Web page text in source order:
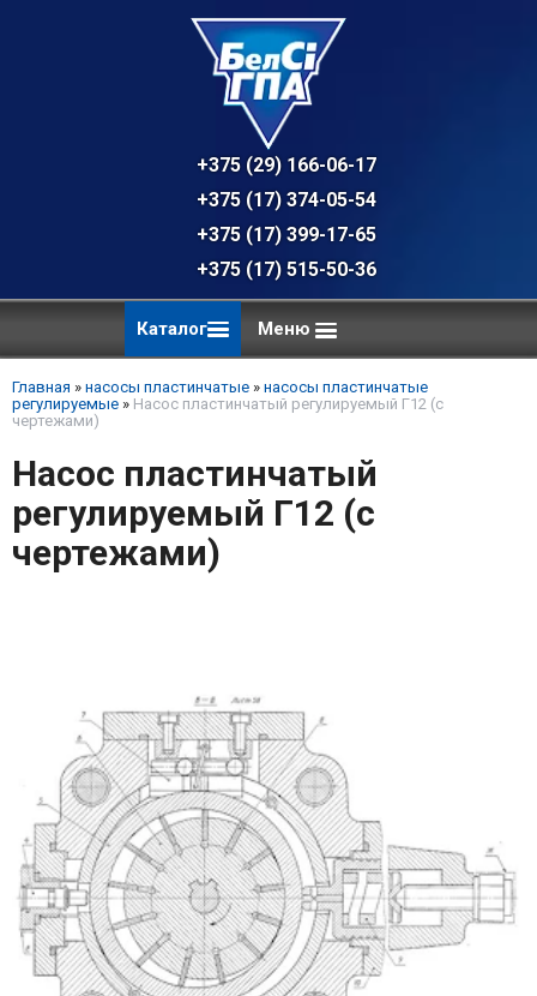
+375 (29) 166-06-17 - техническая
+375 (17) 374-05-54 - общий отдел,
+375 (17) 399-17-65
+375 (17) 515-50-36
Каталог Меню
Главная » насосы пластинчатые » насосы пластинчатые
регулируемые » Насос пластинчатый регулируемый Г12 (с
чертежами)
Насос пластинчатый
регулируемый Г12 (с
чертежами)